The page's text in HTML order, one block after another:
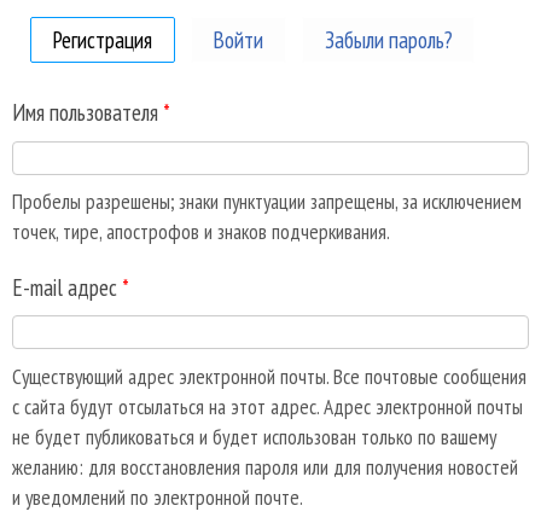
Регистрация (активная вкладка)
Войти Забыли пароль?
Имя пользователя *
Пробелы разрешены; знаки пунктуации запрещены, за исключением
точек, тире, апострофов и знаков подчеркивания.
E-mail адрес *
Существующий адрес электронной почты. Все почтовые сообщения
с сайта будут отсылаться на этот адрес. Адрес электронной почты
не будет публиковаться и будет использован только по вашему
желанию: для восстановления пароля или для получения новостей
и уведомлений по электронной почте.